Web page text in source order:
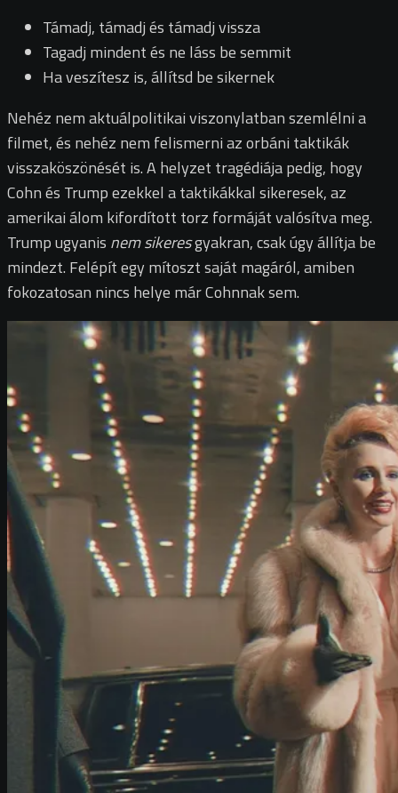
Támadj, támadj és támadj vissza
Tagadj mindent és ne láss be semmit
Ha veszítesz is, állítsd be sikernek
Nehéz nem aktuálpolitikai viszonylatban szemlélni a
filmet, és nehéz nem felismerni az orbáni taktikák
visszaköszönését is. A helyzet tragédiája pedig, hogy
Cohn és Trump ezekkel a taktikákkal sikeresek, az
amerikai álom kifordított torz formáját valósítva meg.
Trump ugyanis nem sikeresgyakran, csak úgy állítja be
mindezt. Felépít egy mítoszt saját magáról, amiben
fokozatosan nincs helye már Cohnnak sem.